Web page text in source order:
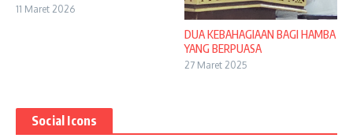
11 Maret 2026
DUA KEBAHAGIAAN BAGI HAMBA
YANG BERPUASA
27 Maret 2025
Social Icons